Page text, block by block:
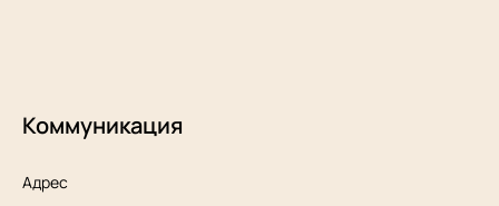
Коммуникация
Адрес